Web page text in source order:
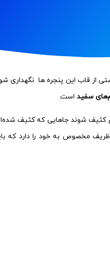
از قاب‌ این پنجره ها نگهداری
سفید است.
شوند جاهایی که کثیف
مخصوص به خود را دارد که